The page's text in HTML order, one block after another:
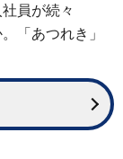
員が続々
「あつれき」